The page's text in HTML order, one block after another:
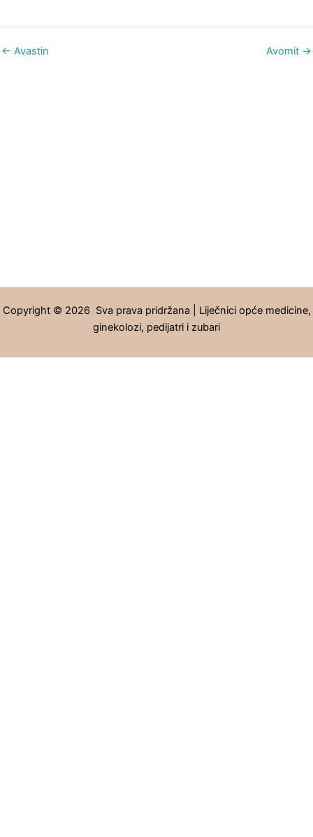
← Avastin Avomit →
Copyright © 2026 Sva prava pridržana | Liječnici opće medicine,
ginekolozi, pedijatri i zubari